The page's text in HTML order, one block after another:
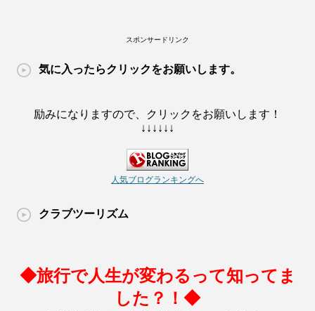
スポンサードリンク
気に入ったらクリックをお願いします。
励みになりますので、クリックをお願いします！
↓↓↓↓↓↓
人気ブログランキングへ
クラブツーリズム
◆旅行で人生が変わるって知ってま
した？！◆